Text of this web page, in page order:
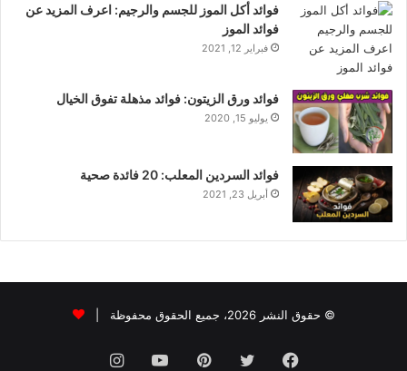
فوائد أكل الموز للجسم والرجيم: اعرف المزيد عن
فوائد الموز
فبراير 12, 2021
فوائد ورق الزيتون: فوائد مذهلة تفوق الخيال
يوليو 15, 2020
فوائد السردين المعلب: 20 فائدة صحية
أبريل 23, 2021
© حقوق النشر 2026، جميع الحقوق محفوظة |
فيسبوك تويتر بينتيريستيوتيوبانستقرام